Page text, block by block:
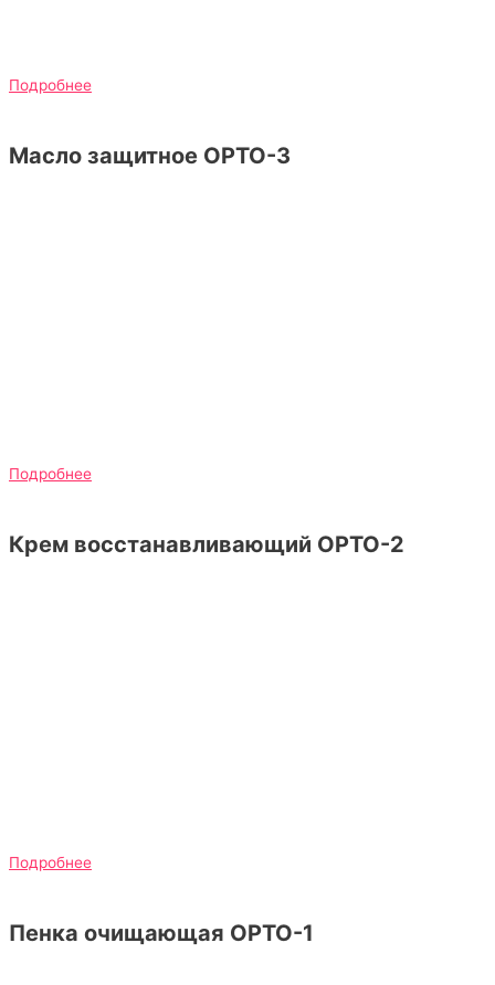
Подробнее
Масло защитное ОРТО-3
Подробнее
Крем восстанавливающий ОРТО-2
Подробнее
Пенка очищающая ОРТО-1